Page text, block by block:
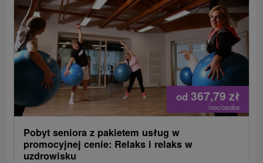
od 367,79 zł
/noc/osoba
Pobyt seniora z pakietem usług w
promocyjnej cenie: Relaks i relaks w
uzdrowisku